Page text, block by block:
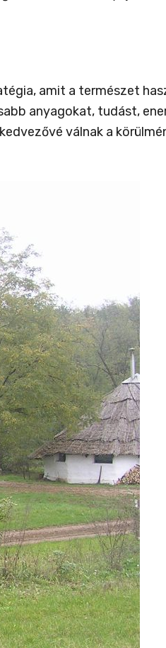
amit a természet
anyagokat, tudást,
válnak a